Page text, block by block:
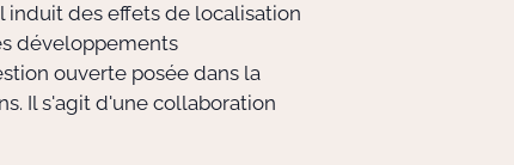
induit des effets de localisation
développements
ouverte posée dans la
Il s'agit d'une collaboration